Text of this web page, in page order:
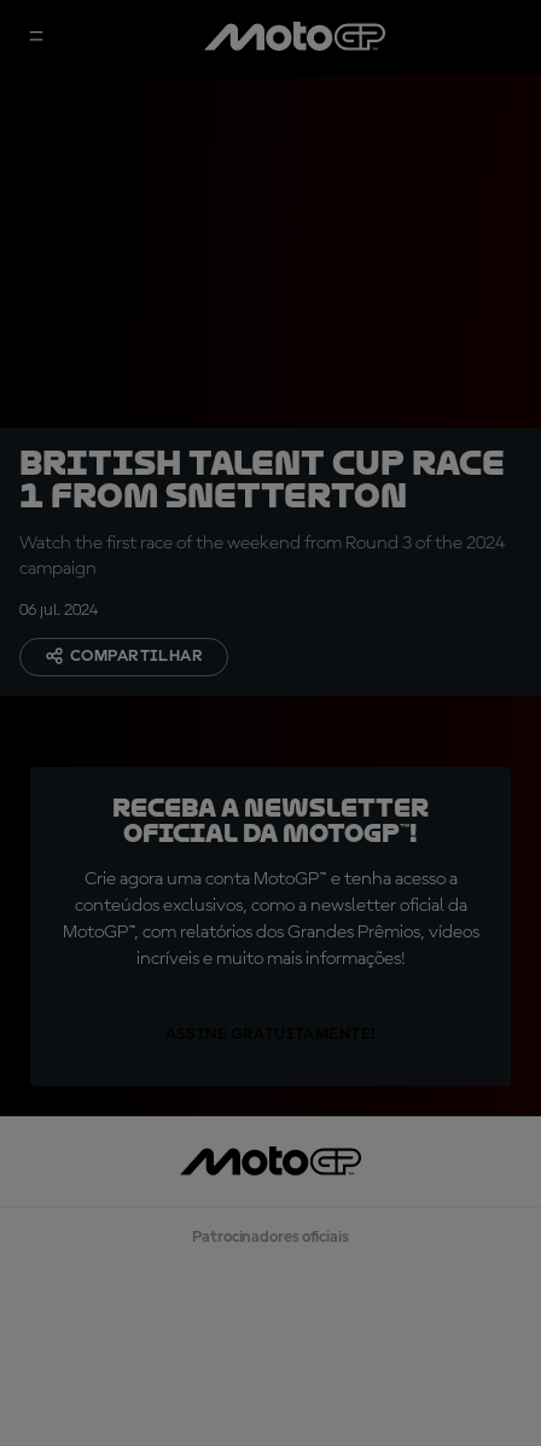
British Talent Cup Race
1 from Snetterton
Watch the first race of the weekend from Round 3 of the 2024
campaign
06 jul. 2024
COMPARTILHAR
Receba a newsletter
oficial da MotoGP™!
Crie agora uma conta MotoGP™ e tenha acesso a
conteúdos exclusivos, como a newsletter oficial da
MotoGP™, com relatórios dos Grandes Prêmios, vídeos
incríveis e muito mais informações!
Patrocinadores oficiais